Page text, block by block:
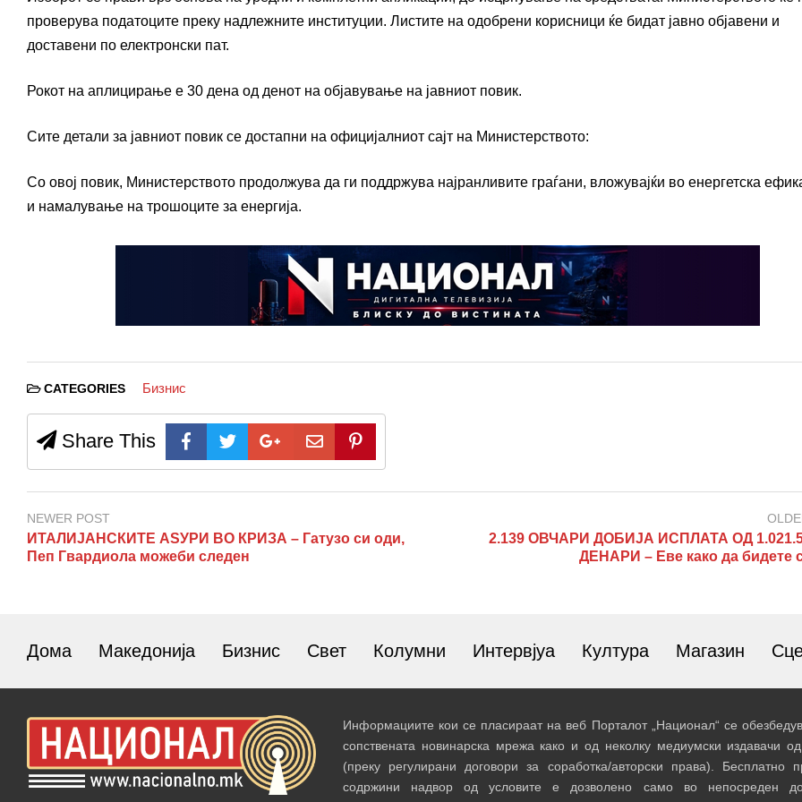
проверува податоците преку надлежните институции. Листите на одобрени корисници ќе бидат јавно објавени и
доставени по електронски пат.
Рокот на аплицирање е 30 дена од денот на објавување на јавниот повик.
Сите детали за јавниот повик се достапни на официјалниот сајт на Министерството:
Со овој повик, Министерството продолжува да ги поддржува најранливите граѓани, вложувајќи во енергетска
и намалување на трошоците за енергија.
CATEGORIES Бизнис
Share This
NEWER POST
ИТАЛИЈАНСКИТЕ АЅУРИ ВО КРИЗА – Гатузо си оди,
Пеп Гвардиола можеби следен
2.139 ОВЧАРИ ДОБИЈА ИСПЛАТА ОД
ДЕНАРИ – Еве како да бидете
Дома Македонија Бизнис Свет Колумни Интервјуа Култура Магазин
Информациите кои се пласираат на веб Порталот „Национал“ се
сопствената новинарска мрежа како и од неколку медиумски издавачи
(преку регулирани договори за соработка/авторски права). Бесплатно
содржини надвор од условите е дозволено само во непосреден